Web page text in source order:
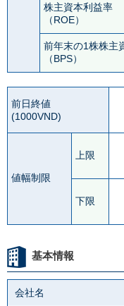
株主資本利益率
（ROE）
前年末の1株株主
（BPS）
前日終値
(1000VND)
値幅制限
上限
下限
基本情報
会社名